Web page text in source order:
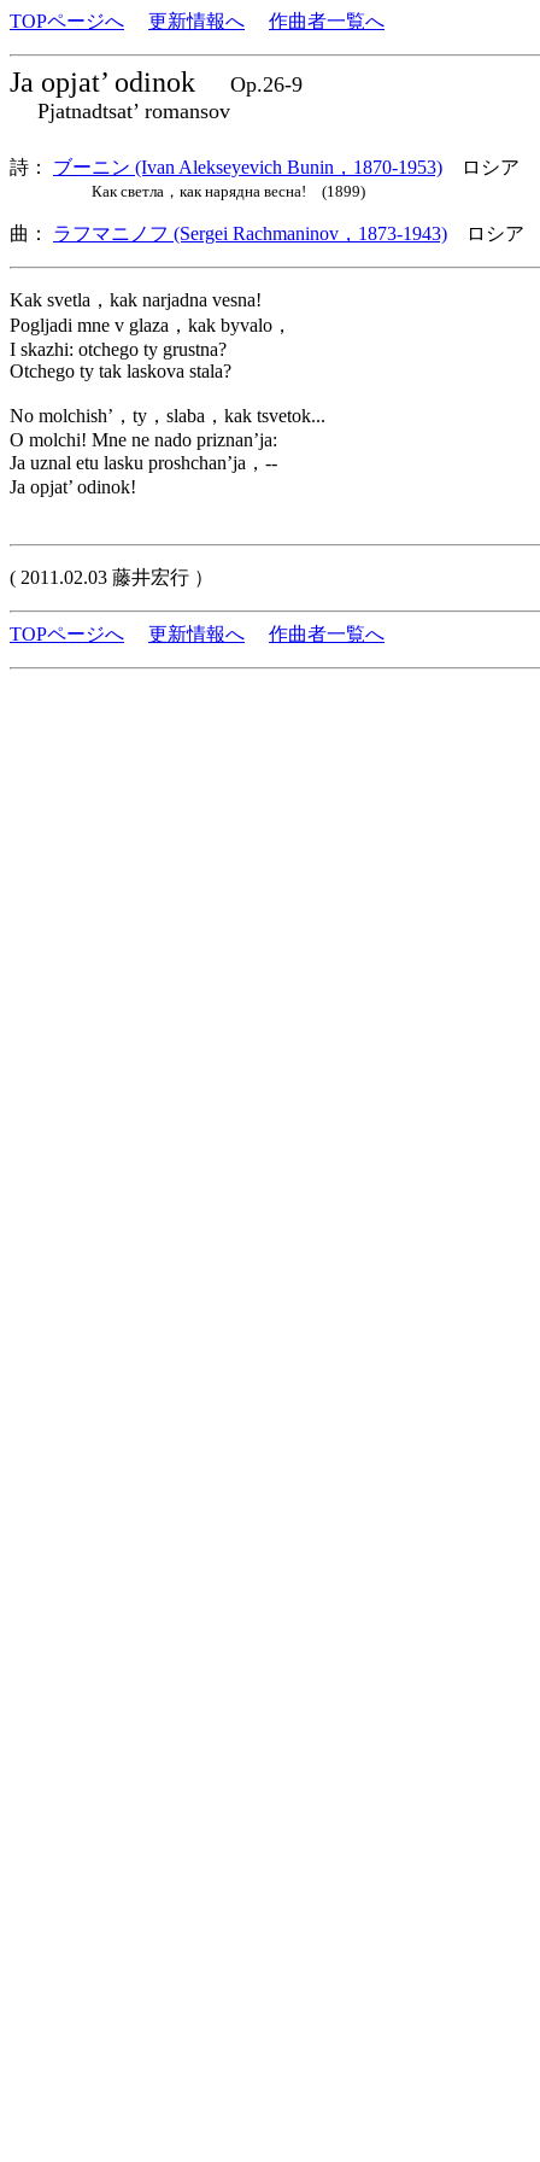
TOPページへ 更新情報へ 作曲者一覧へ
Ja opjat’ odinok
Op.26-9
Pjatnadtsat’ romansov
詩： ブーニン (Ivan Alekseyevich Bunin，1870-1953) ロシア
Как светла，как нарядна весна! (1899)
曲： ラフマニノフ (Sergei Rachmaninov，1873-1943) ロシア
Kak svetla，kak narjadna vesna!
Pogljadi mne v glaza，kak byvalo，
I skazhi: otchego ty grustna?
Otchego ty tak laskova stala?
No molchish’，ty，slaba，kak tsvetok...
O molchi! Mne ne nado priznan’ja:
Ja uznal etu lasku proshchan’ja，--
Ja opjat’ odinok!
( 2011.02.03 藤井宏行 ）
TOPページへ 更新情報へ 作曲者一覧へ